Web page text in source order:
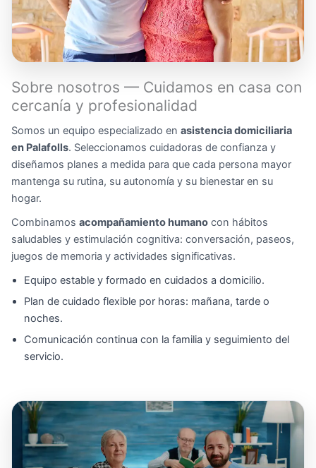
Sobre nosotros — Cuidamos en casa con
cercanía y profesionalidad
Somos un equipo especializado en asistencia domiciliaria
en Palafolls. Seleccionamos cuidadoras de confianza y
diseñamos planes a medida para que cada persona mayor
mantenga su rutina, su autonomía y su bienestar en su
hogar.
Combinamos acompañamiento humano con hábitos
saludables y estimulación cognitiva: conversación, paseos,
juegos de memoria y actividades significativas.
Equipo estable y formado en cuidados a domicilio.
Plan de cuidado flexible por horas: mañana, tarde o
noches.
Comunicación continua con la familia y seguimiento del
servicio.